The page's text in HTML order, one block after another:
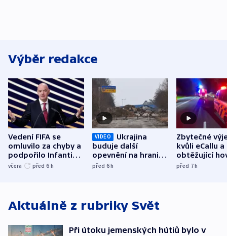
Výběr redakce
Vedení FIFA se
omluvilo za chyby a
podpořilo Infantina.
UEFA trvá na
včera před 6 h
VIDEO
Ukrajina
buduje další
opevnění na hranici
s Běloruskem
před 6h
Zbytečné
kvůli eCallu a
obtěžující
zdržují
před 7h
Aktuálně z rubriky Svět
Při útoku jemenských hútiů bylo v